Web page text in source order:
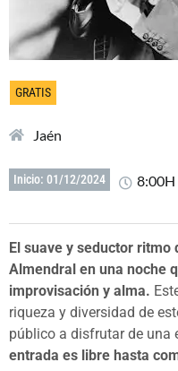
GRATIS
Jaén
Inicio: 01/12/2024 8:00H
El suave y seductor ritmo
Almendral en una noche
improvisación y alma.
riqueza y diversidad de
público a disfrutar de una
entrada es libre hasta